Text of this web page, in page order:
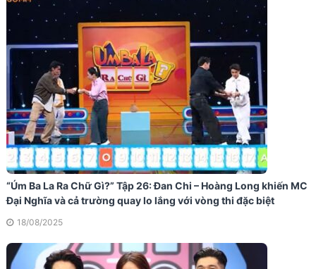
“Úm Ba La Ra Chữ Gì?” Tập 26: Đan Chi – Hoàng Long khiến MC
Đại Nghĩa và cả trường quay lo lắng với vòng thi đặc biệt
18/08/2025